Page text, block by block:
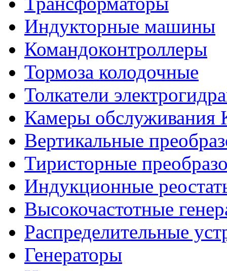
Индукторные машины
Командоконтроллеры
Тормоза колодочные
Толкатели
Камеры
Вертикальные
Тиристорные
Индукционные
Высокочастотные
Распределительные
Генераторы